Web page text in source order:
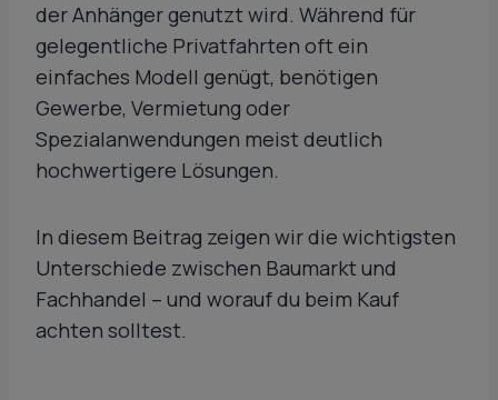
der Anhänger genutzt wird. Während für
gelegentliche Privatfahrten oft ein
einfaches Modell genügt, benötigen
Gewerbe, Vermietung oder
Spezialanwendungen meist deutlich
hochwertigere Lösungen.
In diesem Beitrag zeigen wir die wichtigsten
Unterschiede zwischen Baumarkt und
Fachhandel – und worauf du beim Kauf
achten solltest.